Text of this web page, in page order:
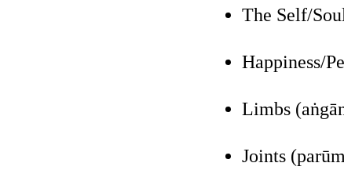
The Self/
Happiness/
Limbs
Joints